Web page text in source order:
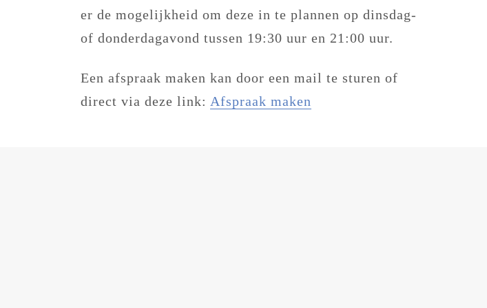
er de mogelijkheid om deze in te plannen op dinsdag-
of donderdagavond tussen 19:30 uur en 21:00 uur.
Een afspraak maken kan door een mail te sturen of
direct via deze link: Afspraak maken